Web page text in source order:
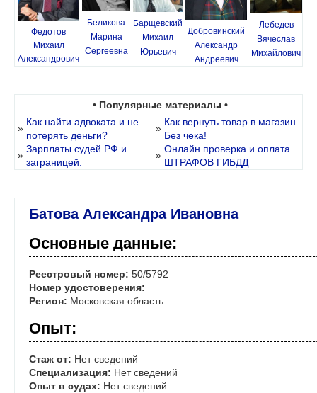
Федотов
Михаил
Александрович
Беликова
Марина
Сергеевна
Барщевский
Михаил
Юрьевич
Добровинский
Александр
Андреевич
Лебедев
Вячеслав
Михайлович
• Популярные материалы •
»
Как найти адвоката и не
потерять деньги?
»
Как вернуть товар в магазин..
Без чека!
»
Зарплаты судей РФ и
заграницей.
»
Онлайн проверка и оплата
ШТРАФОВ ГИБДД
Батова Александра Ивановна
Основные данные:
Реестровый номер: 50/5792
Номер удостоверения:
Регион: Московская область
Опыт:
Стаж от: Нет сведений
Специализация: Нет сведений
Опыт в судах: Нет сведений